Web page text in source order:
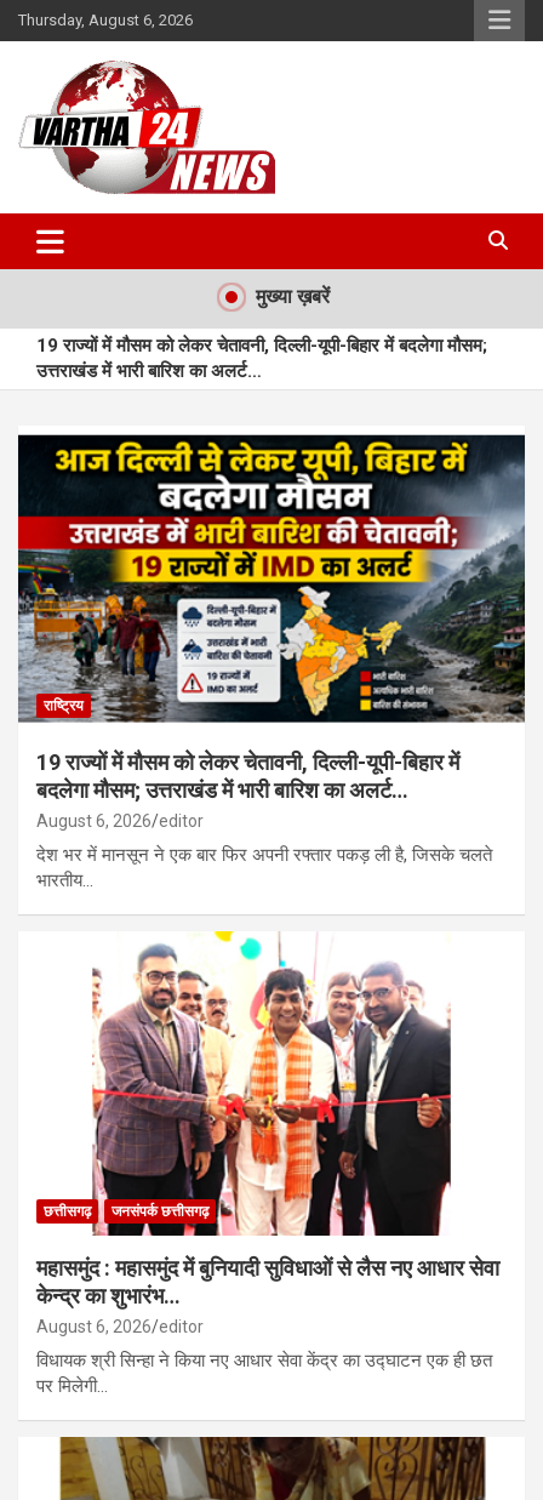
Skip
to
Thursday, August 6, 2026
Vartha 24
मुख्या ख़बरें
19 राज्यों में मौसम को लेकर चेतावनी, दिल्ली-यूपी-बिहार में बदलेगा मौसम;
उत्तराखंड में भारी बारिश का अलर्ट…
शुभारंभ…
मुंगेली : प्राकृतिक बीजों से सजी राखियां बनीं आत्मनिर्भरता की नई पहचान…
मुंगेली : बछेरा में आधुनिक आंगनबाड़ी भवन बना आकर्षण का केंद्र…
रूस के साथ उत्तर कोरिया की सैन्य साझेदारी गहरी, मिसाइल यूनिट तैनात; यूक्रेन
पर हमले की तैयारी…
राष्ट्रिय
19 राज्यों में मौसम को लेकर चेतावनी, दिल्ली-यूपी-बिहार में
बदलेगा मौसम; उत्तराखंड में भारी बारिश का अलर्ट…
August 6, 2026 editor
देश भर में मानसून ने एक बार फिर अपनी रफ्तार पकड़ ली है, जिसके चलते
भारतीय…
छत्तीसगढ़ जनसंपर्क छत्तीसगढ़
महासमुंद : महासमुंद में बुनियादी सुविधाओं से लैस नए आधार सेवा
केन्द्र का शुभारंभ…
August 6, 2026 editor
विधायक श्री सिन्हा ने किया नए आधार सेवा केंद्र का उद्घाटन एक ही छत
पर मिलेगी…